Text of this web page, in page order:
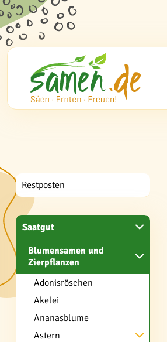
Restposten
Saatgut
Blumensamen und
Zierpflanzen
Adonisröschen
Akelei
Ananasblume
Astern